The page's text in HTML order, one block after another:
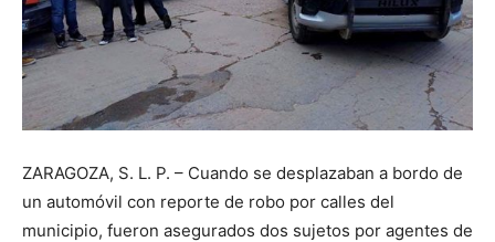
ZARAGOZA, S. L. P. – Cuando se desplazaban a bordo de
un automóvil con reporte de robo por calles del
municipio, fueron asegurados dos sujetos por agentes de